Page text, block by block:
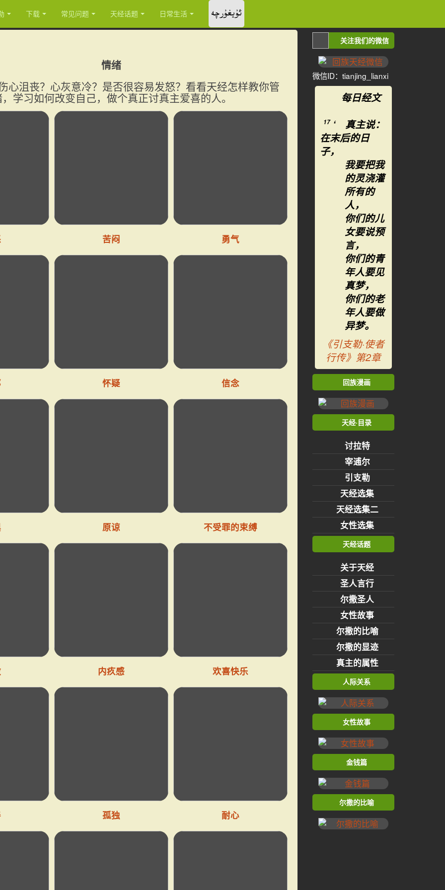
下载 常见问题 天经话题 日常生活 ئۇيغۇرچە
情绪
心沮丧？心灰意冷？是否很容易发怒？看看天经怎样教你管
学习如何改变自己，做个真正讨真主爱喜的人。
苦闷 勇气
怀疑 信念
原谅 不受罪的束缚
内疚感 欢喜快乐
孤独 耐心
关注我们的微信
微信ID：tianjing_lianxi
每日经文
17 ‘ 真主说：
在末后的日
子，
我要把我
的灵浇灌
所有的
人，
你们的儿
女要说预
言，
你们的青
年人要见
真梦，
你们的老
年人要做
异梦。
《引支勒·使者
行传》第2章
回族漫画
天经·目录
讨拉特
宰逋尔
引支勒
天经选集
天经选集二
女性选集
天经话题
关于天经
圣人言行
尔撒圣人
女性故事
尔撒的比喻
尔撒的显迹
真主的属性
人际关系
女性故事
金钱篇
尔撒的比喻